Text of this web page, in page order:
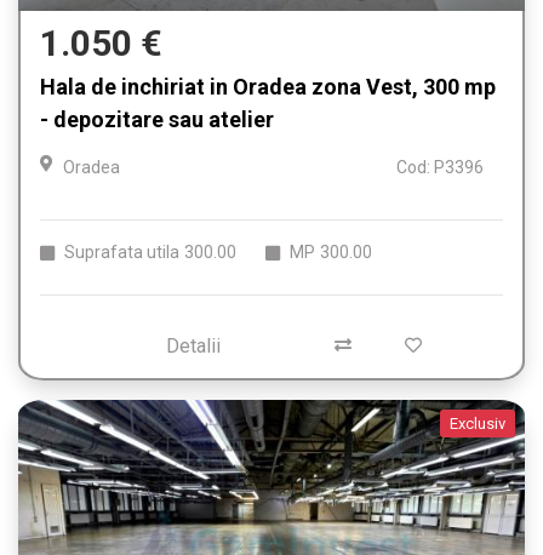
1.050 €
Hala de inchiriat in Oradea zona Vest, 300 mp
- depozitare sau atelier
Oradea Cod: P3396
Suprafata utila 300.00 MP 300.00
Detalii
Exclusiv